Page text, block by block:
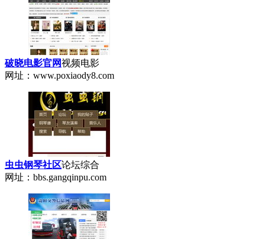
破晓电影官网视频电影
网址：www.poxiaody8.com
虫虫钢琴社区论坛综合
网址：bbs.gangqinpu.com